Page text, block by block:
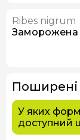
Ribes nigrum
Заморожена
Поширені
У яких
доступний